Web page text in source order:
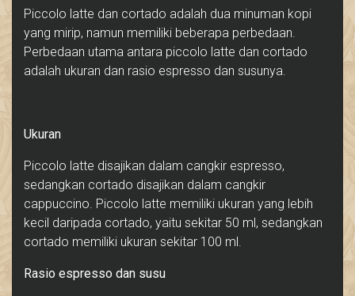
Piccolo latte dan cortado adalah dua minuman kopi
yang mirip, namun memiliki beberapa perbedaan.
Perbedaan utama antara piccolo latte dan cortado
adalah ukuran dan rasio espresso dan susunya.
Ukuran
Piccolo latte disajikan dalam cangkir espresso,
sedangkan cortado disajikan dalam cangkir
cappuccino. Piccolo latte memiliki ukuran yang lebih
kecil daripada cortado, yaitu sekitar 50 ml, sedangkan
cortado memiliki ukuran sekitar 100 ml.
Rasio espresso dan susu